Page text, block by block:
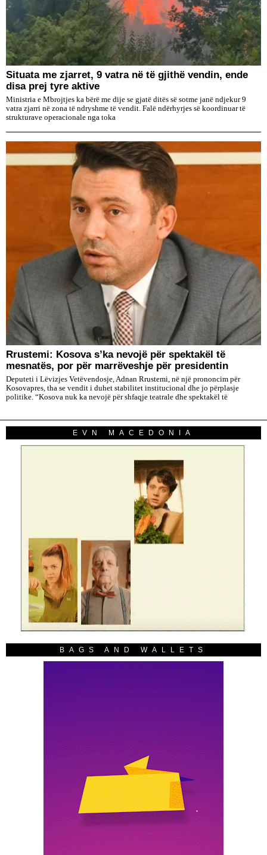
Situata me zjarret, 9 vatra në të gjithë vendin, ende
disa prej tyre aktive
Ministria e Mbrojtjes ka bërë me dije se gjatë ditës së sotme janë ndjekur 9
vatra zjarri në zona të ndryshme të vendit. Falë ndërhyrjes së koordinuar të
strukturave operacionale nga toka
Rrustemi: Kosova s’ka nevojë për spektakël të
mesnatës, por për marrëveshje për presidentin
Deputeti i Lëvizjes Vetëvendosje, Adnan Rrustemi, në një prononcim për
Kosovapres, tha se vendit i duhet stabilitet institucional dhe jo përplasje
politike. “Kosova nuk ka nevojë për shfaqje teatrale dhe spektakël të
EVN MACEDONIA
BAGS AND WALLETS